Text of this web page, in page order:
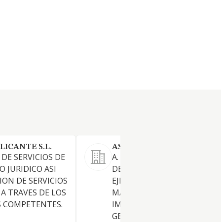
S.L.
SERVICIOS DE
JURIDICO ASI
DE SERVICIOS
TRAVES DE LOS
COMPETENTES.
ASESORIA JJM-
A. LA PRESTACION DE
DE ASESORAMIENTO Y
EJECUCION DE TRABAJOS EN
MATERIA FISCAL
IMPUESTOS. TRAMITACION,
GESTION Y